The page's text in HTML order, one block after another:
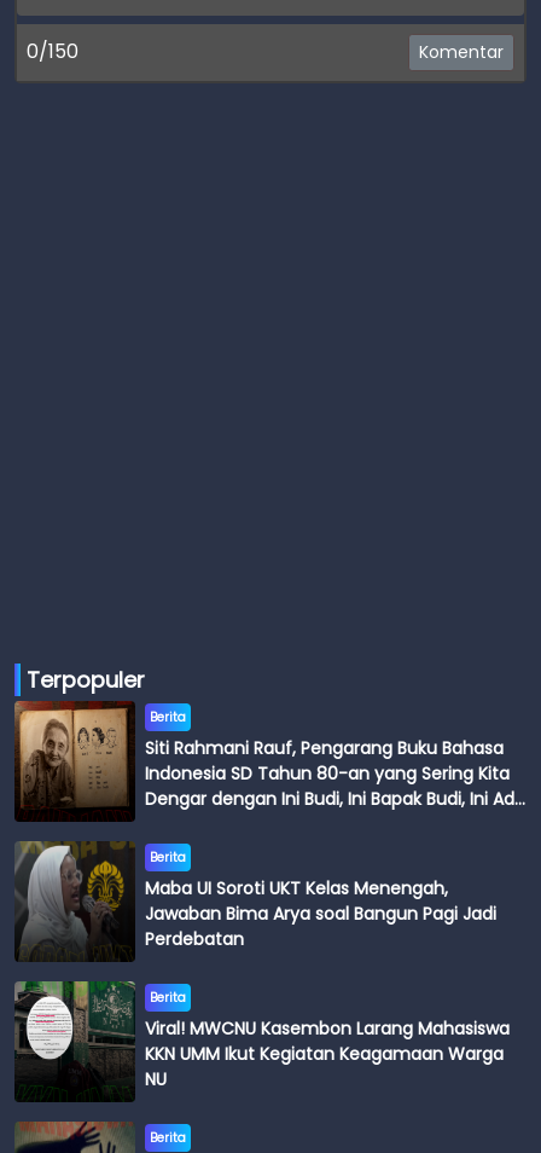
0/150 Komentar
Terpopuler
Berita
Siti Rahmani Rauf, Pengarang Buku Bahasa
Indonesia SD Tahun 80-an yang Sering Kita
Dengar dengan Ini Budi, Ini Bapak Budi, Ini Adik
Berita
Maba UI Soroti UKT Kelas Menengah,
Jawaban Bima Arya soal Bangun Pagi Jadi
Perdebatan
Berita
Viral! MWCNU Kasembon Larang Mahasiswa
KKN UMM Ikut Kegiatan Keagamaan Warga
NU
Berita